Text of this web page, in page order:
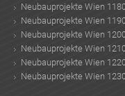
Neubauprojekte Wien
Neubauprojekte Wien
Neubauprojekte Wien
Neubauprojekte Wien
Neubauprojekte Wien
Neubauprojekte Wien